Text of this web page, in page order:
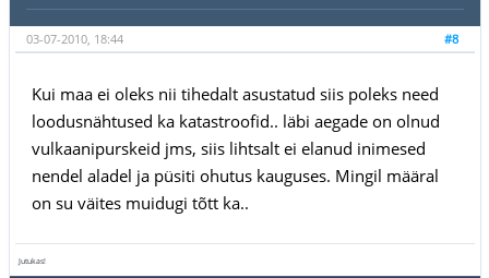
#8
03-07-2010, 18:44
Kui maa ei oleks nii tihedalt asustatud siis poleks need
loodusnähtused ka katastroofid.. läbi aegade on olnud
vulkaanipurskeid jms, siis lihtsalt ei elanud inimesed
nendel aladel ja püsiti ohutus kauguses. Mingil määral
on su väites muidugi tõtt ka..
Jutukas!